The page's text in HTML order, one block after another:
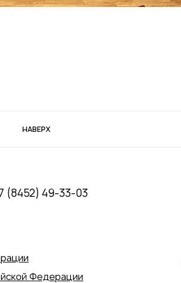
НАВЕРХ
(8452) 49-33-03
Федерации